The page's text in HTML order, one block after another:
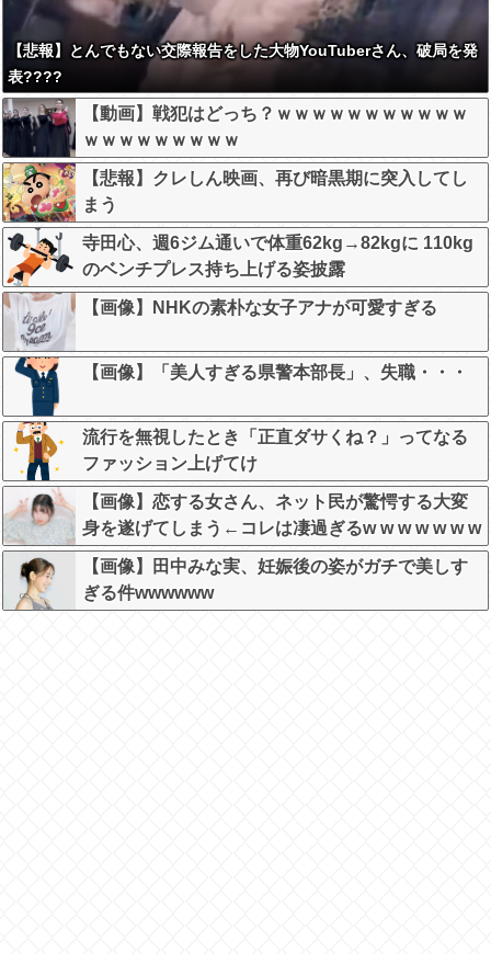
【悲報】とんでもない交際報告をした大物YouTuberさん、破局を発
表????
【動画】戦犯はどっち？ｗｗｗｗｗｗｗｗｗｗｗ
ｗｗｗｗｗｗｗｗｗ
【悲報】クレしん映画、再び暗黒期に突入してし
まう
寺田心、週6ジム通いで体重62kg→82kgに 110kg
のベンチプレス持ち上げる姿披露
【画像】NHKの素朴な女子アナが可愛すぎる
【画像】「美人すぎる県警本部長」、失職・・・
流行を無視したとき「正直ダサくね？」ってなる
ファッション上げてけ
【画像】恋する女さん、ネット民が驚愕する大変
身を遂げてしまう←コレは凄過ぎるw w w w w w w
w
【画像】田中みな実、妊娠後の姿がガチで美しす
ぎる件wwwwww